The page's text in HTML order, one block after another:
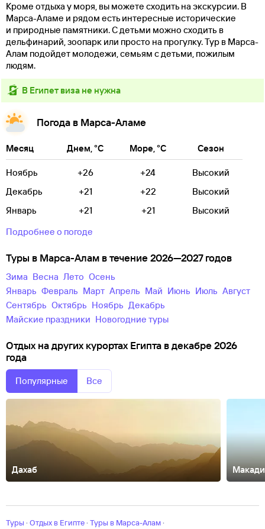
Кроме отдыха у моря, вы можете сходить на экскурсии. В
Марса-Аламе и рядом есть интересные исторические
и природные памятники. С детьми можно сходить в
дельфинарий, зоопарк или просто на прогулку. Тур в Марса-
Алам подойдет молодежи, семьям с детьми, пожилым
людям.
в Египет виза не нужна
Погода в Марса-Аламе
Месяц Днем, °C Море, °C Сезон
Ноябрь +26 +24
Высокий
Декабрь
+21 +22
Высокий
Январь
+21 +21
Высокий
Подробнее о погоде
Туры в Марса-Алам в течение 2026—2027 годов
зима весна лето
осень
Январь
Февраль Март Апрель Май Июнь Июль
Август
Сентябрь
Октябрь Ноябрь
Декабрь
майские праздники
новогодние туры
Отдых на других курортах Египта в декабре 2026
года
Популярные Все
Дахаб
Туры · Отдых в Египте · Туры в Марса-Алам ·